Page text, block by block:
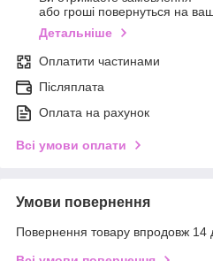
або гроші повернуться на
Детальніше
Оплатити частинами
Післяплата
Оплата на рахунок
Всі умови оплати
Умови повернення
Повернення товару впродовж 14